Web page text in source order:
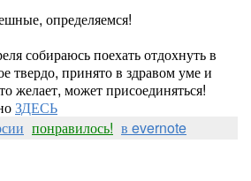
определяемся!
собираюсь поехать отдохнуть в
твердо, принято в здравом уме и
желает, может присоединяться!
ЗДЕСЬ
понравилось! в evernote